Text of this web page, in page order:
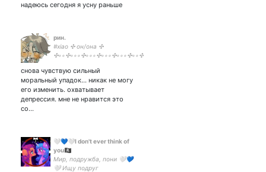
надеюсь сегодня я усну раньше
рин.
#xiao ✣ он/она ✣
✣◦◦✣◦◦◦✣◦◦◦✣◦◦◦✣◦◦◦✣◦◦✣
✣ вечный экзистенциальный
кризис
снова чувствую сильный
моральный упадок... никак не могу
его изменить. охватывает
депрессия. мне не нравится это
со…
🤍💙🤍I don't ever think of
you🏴‍☠️
Мир, подружба, пони 🤍💙
🤍 Ищу подруг